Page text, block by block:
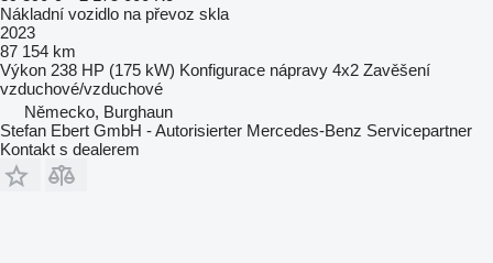
Nákladní vozidlo na převoz skla
2023
87 154 km
Výkon 238 HP (175 kW) Konfigurace nápravy 4x2 Zavěšení
vzduchové/vzduchové
Německo, Burghaun
Stefan Ebert GmbH - Autorisierter Mercedes-Benz Servicepartner
Kontakt s dealerem